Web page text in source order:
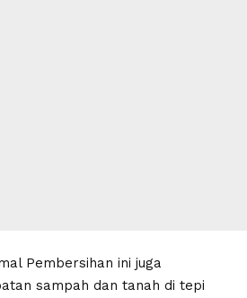
Pembersihan ini juga
sampah dan tanah di tepi